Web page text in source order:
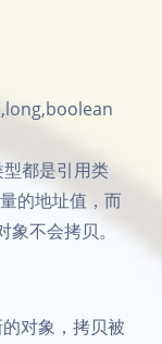
都是引用类
的地址值，⽽
不会拷贝。
对象，拷贝被